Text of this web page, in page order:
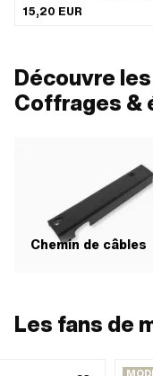
· Surface: bruts · Surface:
bleu · Couleur: argent ·
Longueur du filetage: 35 mm ·
Longueur du filetage: 50 mm ·
Longueur totale: 47 mm ·
15,20 EUR
Découvre
Coffrages &
Chemin de câbles
Les fans de